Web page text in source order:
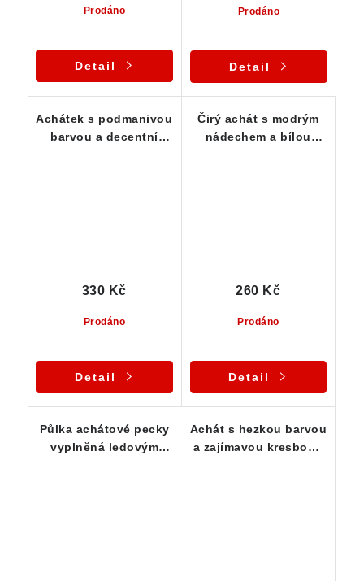
Prodáno
Detail
Prodáno
Detail
Achátek s podmanivou
barvou a decentní
Prodáno
330 Kč
Detail
Čirý achát s modrým
nádechem a bílou
Prodáno
260 Kč
Detail
Půlka achátové pecky
vyplněná ledovým
Achát s hezkou barvou
a zajímavou kresbou -